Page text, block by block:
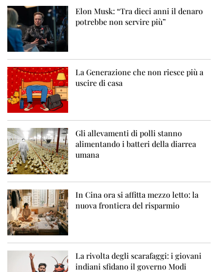
Elon Musk: “Tra dieci anni il denaro
potrebbe non servire più”
La Generazione che non riesce più a
uscire di casa
Gli allevamenti di polli stanno
alimentando i batteri della diarrea
umana
In Cina ora si affitta mezzo letto: la
nuova frontiera del risparmio
La rivolta degli scarafaggi: i giovani
indiani sfidano il governo Modi